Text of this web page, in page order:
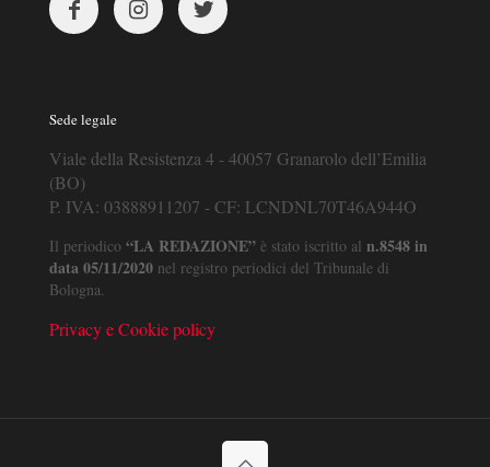
Sede legale
Viale della Resistenza 4 - 40057 Granarolo dell’Emilia
(BO)
P. IVA: 03888911207 - CF: LCNDNL70T46A944O
Il periodico “LA REDAZIONE” è stato iscritto al n.8548 in
data 05/11/2020 nel registro periodici del Tribunale di
Bologna.
Privacy e Cookie policy